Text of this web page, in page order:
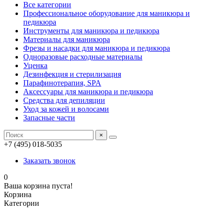
Все категории
Профессиональное оборудование для маникюра и
педикюра
Инструменты для маникюра и педикюра
Материалы для маникюра
Фрезы и насадки для маникюра и педикюра
Одноразовые расходные материалы
Уценка
Дезинфекция и стерилизация
Парафинотерапия, SPA
Аксессуары для маникюра и педикюра
Средства для депиляции
Уход за кожей и волосами
Запасные части
×
+7 (495) 018-5035
Заказать звонок
0
Ваша корзина пуста!
Корзина
Категории